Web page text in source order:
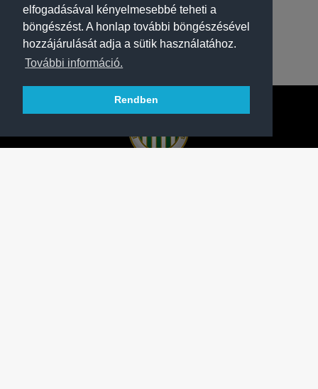
elfogadásával kényelmesebbé teheti a
böngészést. A honlap további böngészésével
hozzájárulását adja a sütik használatához.
További információ.
Rendben